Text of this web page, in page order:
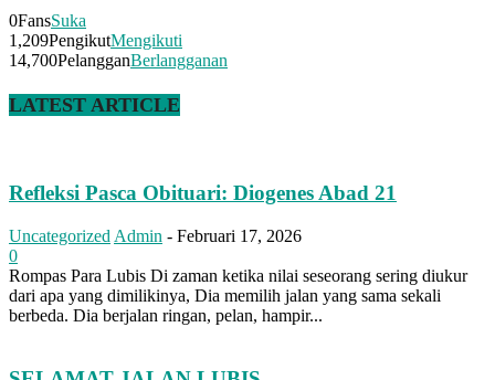
0FansSuka
1,209PengikutMengikuti
14,700PelangganBerlangganan
LATEST ARTICLE
Refleksi Pasca Obituari: Diogenes Abad 21
Uncategorized Admin - Februari 17, 2026
0
Rompas Para Lubis Di zaman ketika nilai seseorang sering diukur
dari apa yang dimilikinya, Dia memilih jalan yang sama sekali
berbeda. Dia berjalan ringan, pelan, hampir...